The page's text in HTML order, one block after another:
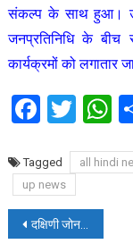
संकल्प के साथ हुआ।
जनप्रतिनिधि के बीच
कार्यक्रमों को लगातार
Tagged all hindi
up news
Post
दक्षिणी जोन में उत्कृष्ट पुलिसिंग को मिला सम्मान, ‘कॉप ऑफ द मन्थ’ बने प्रद्युम्न कुमार सिंह